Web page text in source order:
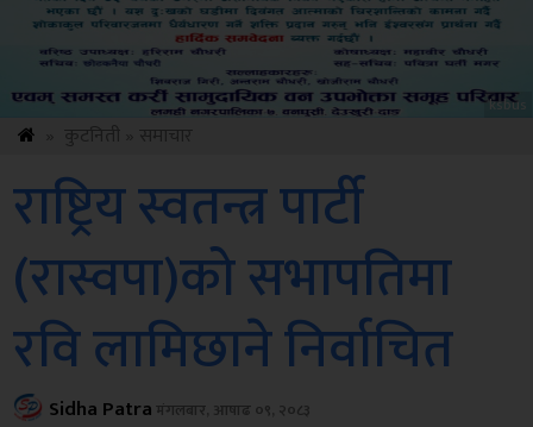
Amb
राष्ट्रिय स्वतन्त्र पार्टी
(रास्वपा)को सभापतिमा
रवि लामिछाने निर्वाचित
Sidha Patraमंगलबार, आषाढ ०९, २०८३